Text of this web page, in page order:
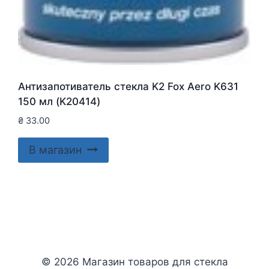
Антизапотиватель стекла K2 Fox Aero K631
150 мл (K20414)
₴ 33.00
В магазин
© 2026 Магазин товаров для стекла